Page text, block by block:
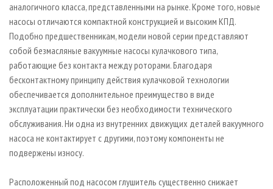
аналогичного класса, представленными на рынке. Кроме того, новые
насосы отличаются компактной конструкцией и высоким КПД.
Подобно предшественникам, модели новой серии представляют
собой безмасляные вакуумные насосы кулачкового типа,
работающие без контакта между роторами. Благодаря
бесконтактному принципу действия кулачковой технологии
обеспечивается дополнительное преимущество в виде
эксплуатации практически без необходимости технического
обслуживания. Ни одна из внутренних движущих деталей вакуумного
насоса не контактирует с другими, поэтому компоненты не
подвержены износу.
Расположенный под насосом глушитель существенно снижает